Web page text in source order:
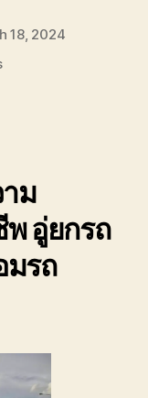
18, 2024
on
ใกล้
ๆ
ราคา
ถูก
0806402241บริการ
ม
อู่ยกรถ
มรถ